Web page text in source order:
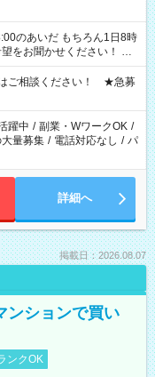
のあいだ もちろん1日8時
をお聞かせください！ ★
慮なくご相談ください。
すご相談ください！ ★急募
躍中 / 副業・WワークOK /
量募集 / 電話対応なし / パ
詳細へ
掲載日：2026.08.07
ンションで買い
ンクOK